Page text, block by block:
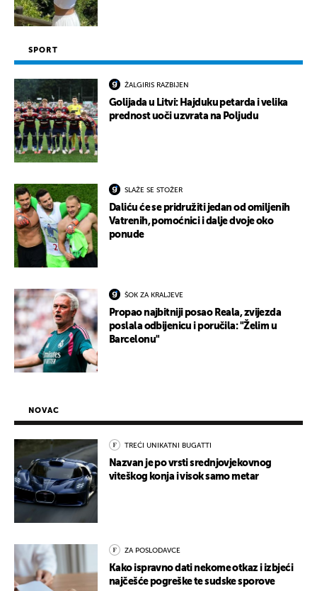
SPORT
ŽALGIRIS RAZBIJEN
Golijada u Litvi: Hajduku petarda i velika
prednost uoči uzvrata na Poljudu
SLAŽE SE STOŽER
Daliću će se pridružiti jedan od omiljenih
Vatrenih, pomoćnici i dalje dvoje oko
ponude
ŠOK ZA KRALJEVE
Propao najbitniji posao Reala, zvijezda
poslala odbijenicu i poručila: "Želim u
Barcelonu"
NOVAC
TREĆI UNIKATNI BUGATTI
Nazvan je po vrsti srednjovjekovnog
viteškog konja i visok samo metar
ZA POSLODAVCE
Kako ispravno dati nekome otkaz i izbjeći
najčešće pogreške te sudske sporove